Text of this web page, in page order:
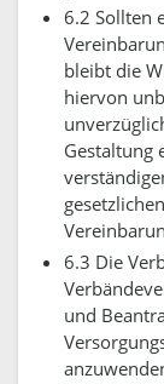
6.2 Sollten
bleibt die
hiervon
Gestaltung
6.3 Die
und